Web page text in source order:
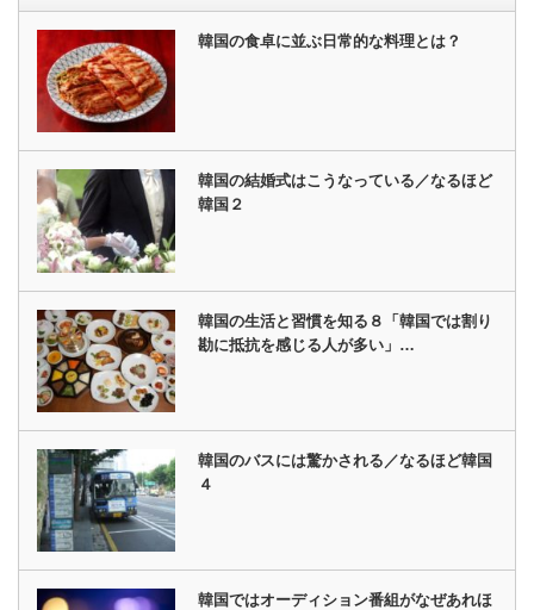
韓国の食卓に並ぶ日常的な料理とは？
韓国の結婚式はこうなっている／なるほど
韓国２
韓国の生活と習慣を知る８「韓国では割り
勘に抵抗を感じる人が多い」…
韓国のバスには驚かされる／なるほど韓国
４
韓国ではオーディション番組がなぜあれほ